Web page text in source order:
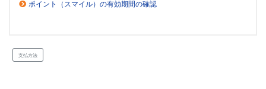
ポイント（スマイル）の有効期間の確認
支払方法